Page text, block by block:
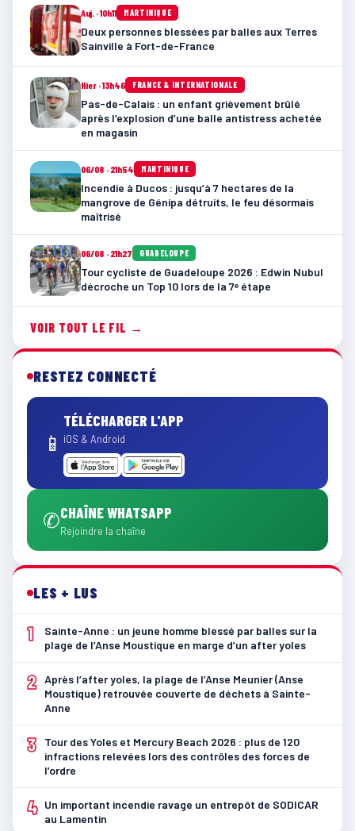
Auj. · 10h11 MARTINIQUE
Deux personnes blessées par balles aux Terres
Sainville à Fort-de-France
Hier · 13h46 FRANCE & INTERNATIONALE
Pas-de-Calais : un enfant grièvement brûlé
après l’explosion d’une balle antistress achetée
en magasin
06/08 · 21h54 MARTINIQUE
Incendie à Ducos : jusqu’à 7 hectares de la
mangrove de Génipa détruits, le feu désormais
maîtrisé
06/08 · 21h27 GUADELOUPE
Tour cycliste de Guadeloupe 2026 : Edwin Nubul
décroche un Top 10 lors de la 7ᵉ étape
VOIR TOUT LE FIL →
RESTEZ CONNECTÉ
📱
TÉLÉCHARGER L'APP
iOS & Android
✆CHAÎNE WHATSAPP
Rejoindre la chaîne
LES + LUS
1
Sainte-Anne : un jeune homme blessé par balles sur la
plage de l’Anse Moustique en marge d’un after yoles
2 Après l’after yoles, la plage de l’Anse Meunier (Anse
Moustique) retrouvée couverte de déchets à Sainte-
Anne
3
Tour des Yoles et Mercury Beach 2026 : plus de 120
infractions relevées lors des contrôles des forces de
l’ordre
4 Un important incendie ravage un entrepôt de SODICAR
au Lamentin